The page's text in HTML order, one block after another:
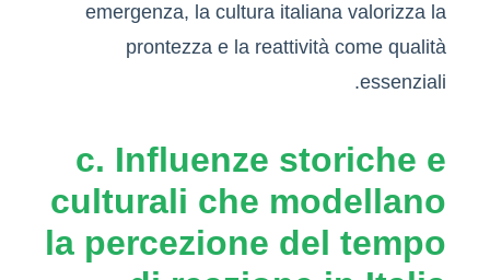
emergenza, la cultura italiana valorizza la
prontezza e la reattività come qualità
essenziali.
c. Influenze storiche e
culturali che modellano
la percezione del tempo